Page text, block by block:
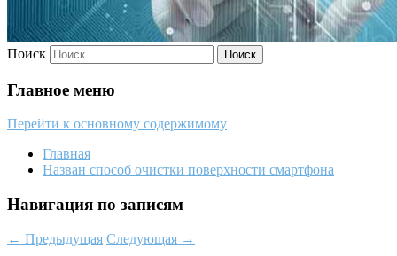
Поиск
Главное меню
Перейти к основному содержимому
Главная
Назван способ очистки поверхности смартфона
Навигация по записям
← Предыдущая Следующая →